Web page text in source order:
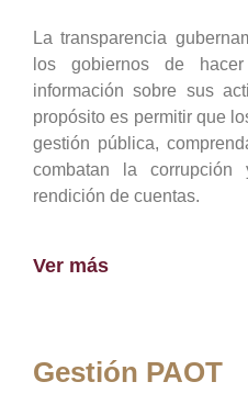
La transparencia
los gobiernos de
información sobre sus
propósito es permitir que
gestión pública,
combatan la corrupción
rendición de cuentas.
Ver más
Gestión PAOT